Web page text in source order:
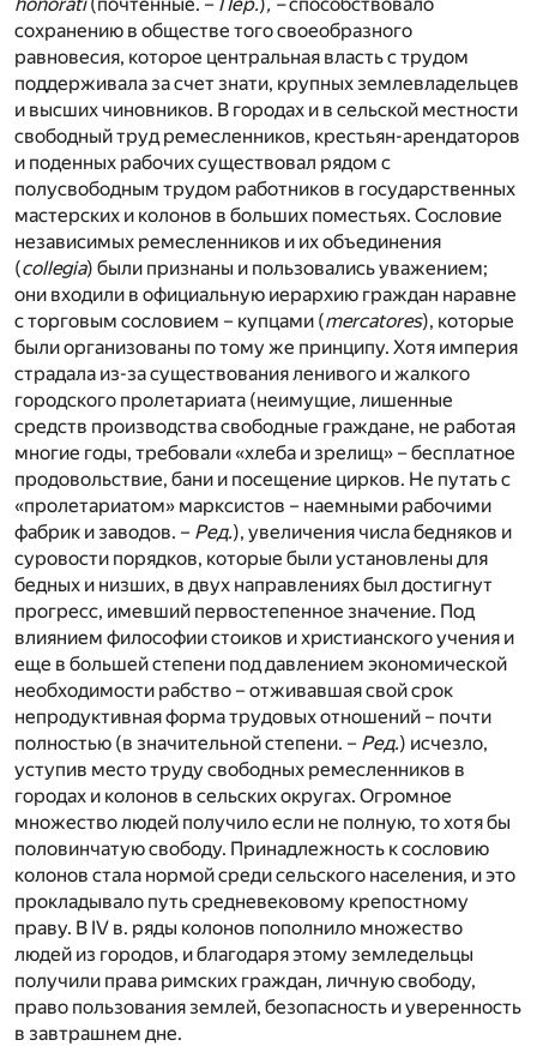
сохранению в обществе того своеобразного
равновесия, которое центральная власть с трудом
поддерживала за счет знати, крупных землевладельцев
и высших чиновников. В городах и в сельской местности
свободный труд ремесленников, крестьян-арендаторов
и поденных рабочих существовал рядом с
полусвободным трудом работников в государственных
мастерских и колонов в больших поместьях. Сословие
независимых ремесленников и их объединения
(collegia) были признаны и пользовались уважением;
они входили в официальную иерархию граждан наравне
с торговым сословием – купцами (mercatores), которые
были организованы по тому же принципу. Хотя империя
страдала из-за существования ленивого и жалкого
городского пролетариата (неимущие, лишенные
средств производства свободные граждане, не работая
многие годы, требовали «хлеба и зрелищ» – бесплатное
продовольствие, бани и посещение цирков. Не путать с
«пролетариатом» марксистов – наемными рабочими
фабрик и заводов. – Ред.), увеличения числа бедняков и
суровости порядков, которые были установлены для
бедных и низших, в двух направлениях был достигнут
прогресс, имевший первостепенное значение. Под
влиянием философии стоиков и христианского учения и
еще в большей степени под давлением экономической
необходимости рабство – отживавшая свой срок
непродуктивная форма трудовых отношений – почти
полностью (в значительной степени. – Ред.) исчезло,
уступив место труду свободных ремесленников в
городах и колонов в сельских округах. Огромное
множество людей получило если не полную, то хотя бы
половинчатую свободу. Принадлежность к сословию
колонов стала нормой среди сельского населения, и это
прокладывало путь средневековому крепостному
праву. В IV в. ряды колонов пополнило множество
людей из городов, и благодаря этому земледельцы
получили права римских граждан, личную свободу,
право пользования землей, безопасность и уверенность
в завтрашнем дне.